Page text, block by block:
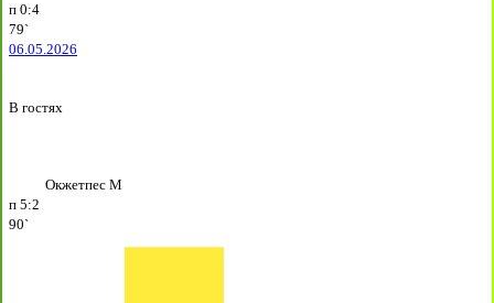
п 0:4
79`
06.05.2026
В гостях
Окжетпес М
п 5:2
90`